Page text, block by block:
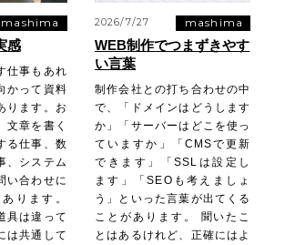
mashima
感
仕事もあれ
かって資料
ります。お
文章を書く
る仕事、数
、システム
い合わせに
ります。
具は違って
は共通して
2026/7/27 mashima
WEB制作でつまずきやす
い言葉
制作会社との打ち合わせの中
で、「ドメインはどうします
か」「サーバーはどこを使っ
ていますか」「CMSで更新
できます」「SSLは設定し
ます」「SEOも考えましょ
う」といった言葉が出てくる
ことがあります。 聞いたこ
とはあるけれど、正確にはよ